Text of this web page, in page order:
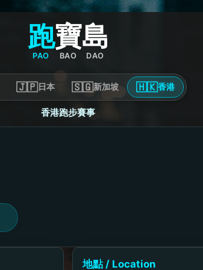
跑
PAO
寶
BAO
島
DAO
🇯🇵日本 🇸🇬新加坡 🇭🇰香港
香港跑步賽事
地點 / Location